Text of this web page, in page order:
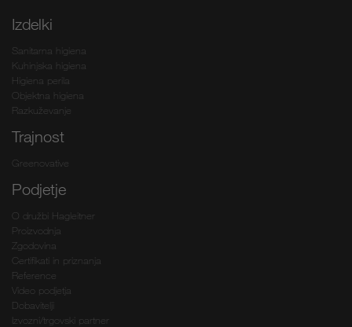
Izdelki
Sanitarna higiena
Kuhinjska higiena
Higiena perila
Objektna higiena
Razkuževanje
Trajnost
Greenovative
Podjetje
O družbi Hagleitner
Proizvodnja
Zgodovina
Certifikati in priznanja
Reference
Video podjetja
Dobavitelji
Izvozni/trgovski partner